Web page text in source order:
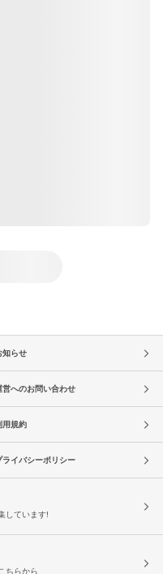
知らせ
営へのお問い合わせ
用規約
ライバシーポリシー
しています!
ちらから